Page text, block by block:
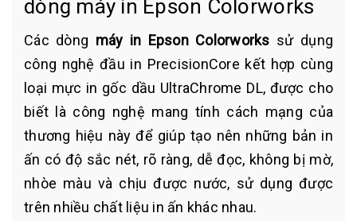
dòng máy in Epson Colorworks
Các dòng máy in Epson Colorworks sử dụng
công nghệ đầu in PrecisionCore kết hợp cùng
loại mực in gốc dầu UltraChrome DL, được cho
biết là công nghệ mang tính cách mạng của
thương hiệu này để giúp tạo nên những bản in
ấn có độ sắc nét, rõ ràng, dễ đọc, không bị mờ,
nhòe màu và chịu được nước, sử dụng được
trên nhiều chất liệu in ấn khác nhau.